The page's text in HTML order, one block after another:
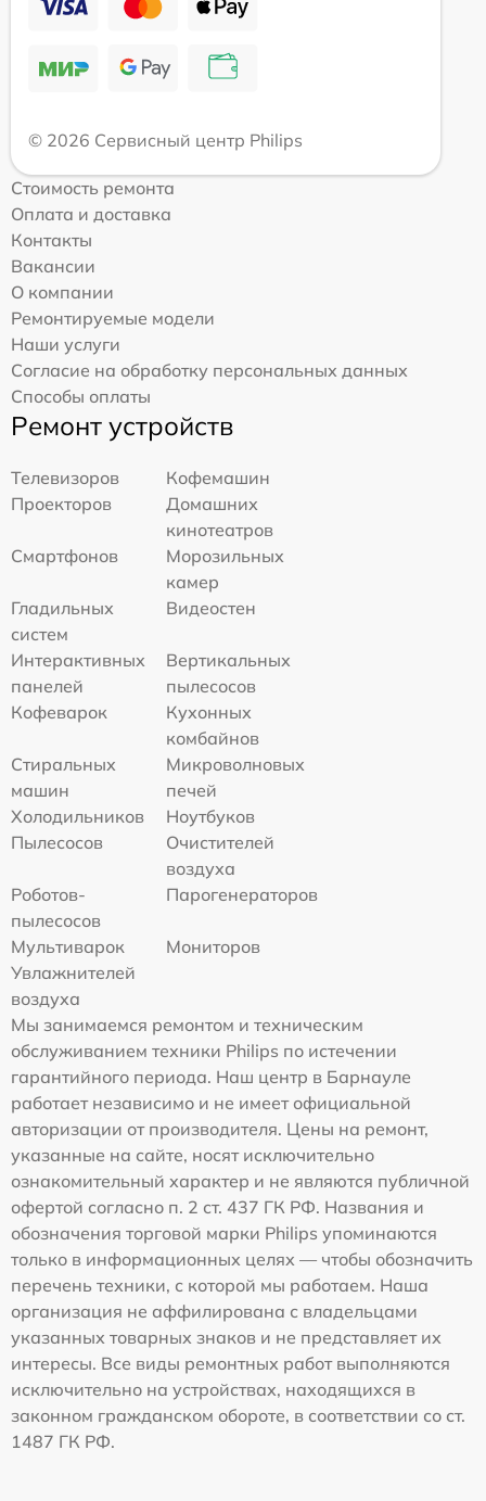
© 2026 Сервисный центр Philips
Стоимость ремонта
Оплата и доставка
Контакты
Вакансии
О компании
Ремонтируемые модели
Наши услуги
Согласие на обработку персональных данных
Способы оплаты
Ремонт устройств
Телевизоров
Кофемашин
Проекторов
Домашних
кинотеатров
Смартфонов
Морозильных
камер
Гладильных
систем
Видеостен
Интерактивных
панелей
Вертикальных
пылесосов
Кофеварок
Кухонных
комбайнов
Стиральных
машин
Микроволновых
печей
Холодильников
Ноутбуков
Пылесосов
Очистителей
воздуха
Роботов-
пылесосов
Парогенераторов
Мультиварок
Мониторов
Увлажнителей
воздуха
Мы занимаемся ремонтом и техническим
обслуживанием техники Philips по истечении
гарантийного периода. Наш центр в Барнауле
работает независимо и не имеет официальной
авторизации от производителя. Цены на ремонт,
указанные на сайте, носят исключительно
ознакомительный характер и не являются публичной
офертой согласно п. 2 ст. 437 ГК РФ. Названия и
обозначения торговой марки Philips упоминаются
только в информационных целях — чтобы обозначить
перечень техники, с которой мы работаем. Наша
организация не аффилирована с владельцами
указанных товарных знаков и не представляет их
интересы. Все виды ремонтных работ выполняются
исключительно на устройствах, находящихся в
законном гражданском обороте, в соответствии со ст.
1487 ГК РФ.